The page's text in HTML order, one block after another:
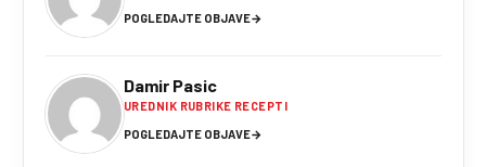
POGLEDAJTE OBJAVE→
Damir Pasic
UREDNIK RUBRIKE RECEPTI
POGLEDAJTE OBJAVE→